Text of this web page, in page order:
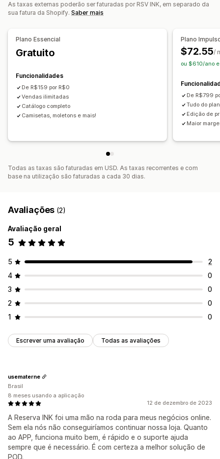
Opções de envio
Rastreio de encomendas
As taxas externas poderão ser faturadas por RSV INK, em separado da
sua fatura da Shopify. Saber mais
Plano Essencial
Gratuito
Funcionalidades
De R$159 por R$0
Vendas ilimitadas
Catálogo completo
Camisetas, moletons e mais!
Plano
$72.55/
ou $610/ano
De R$799
Tudo do
Edição de
Maior
Todas as taxas são faturadas em USD. As taxas recorrentes e com
base na utilização são faturadas a cada 30 dias.
Avaliações (2)
Avaliação geral
5
5
2
4
0
3
0
2
0
1
0
Escrever uma avaliação Todas as avaliações
12 de dezembro de 2023
A Reserva INK foi uma mão na roda para meus negócios online.
Sem ela nós não conseguiríamos continuar nossa loja. Quanto
ao APP, funciona muito bem, é rápido e o suporte ajuda
sempre que é necessário. É com certeza a melhor solução de
POD.
usematerne
Brasil
8 meses usando a aplicação